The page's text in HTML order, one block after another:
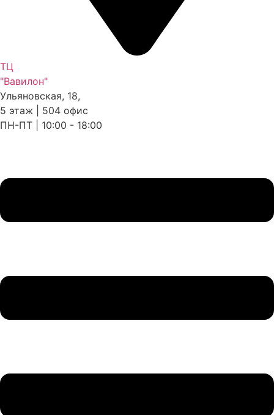
ТЦ
"Вавилон"
Ульяновская, 18,
5 этаж | 504 офис
ПН-ПТ | 10:00 - 18:00